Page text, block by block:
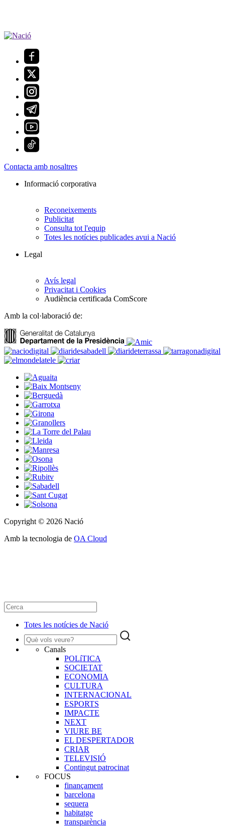
Contacta amb nosaltres
Informació corporativa
Reconeixements
Publicitat
Consulta tot l'equip
Totes les notícies publicades avui a Nació
Legal
Avís legal
Privacitat i Cookies
Audiència certificada ComScore
Amb la col·laboració de:
Copyright © 2026 Nació
Amb la tecnologia de OA Cloud
Totes les notícies de Nació
Canals
POLíTICA
SOCIETAT
ECONOMIA
CULTURA
INTERNACIONAL
ESPORTS
IMPACTE
NEXT
VIURE BE
EL DESPERTADOR
CRIAR
TELEVISIÓ
Contingut patrocinat
FOCUS
finançament
barcelona
sequera
habitatge
transparència